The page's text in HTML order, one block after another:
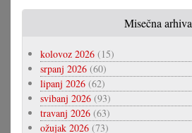
Misečna arhiva
kolovoz 2026 (15)
srpanj 2026 (60)
lipanj 2026 (62)
svibanj 2026 (93)
travanj 2026 (63)
ožujak 2026 (73)